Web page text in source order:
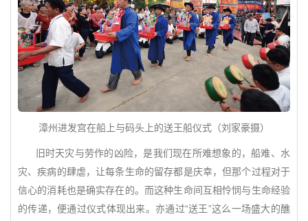
漳州进发宫在船上与码头上的送王船仪式（刘家豪摄）
旧时天灾与劳作的凶险，是我们现在所难想象的，船难、水
灾、疾病的肆虐，让每条生命的留存都是庆幸，但那个过程对于
信心的消耗也是确实存在的。而这种生命间互相怜悯与生命经验
的传递，便通过仪式体现出来。亦通过“送王”这么一场盛大的醮